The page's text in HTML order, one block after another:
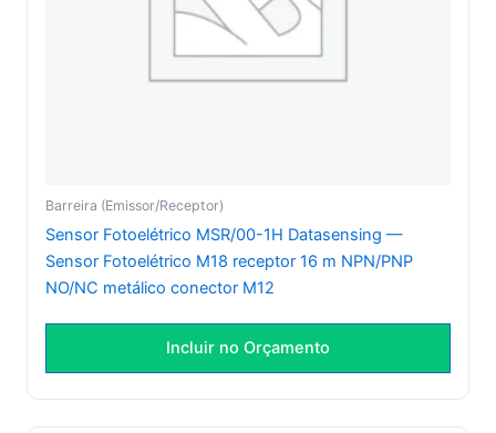
Barreira (Emissor/Receptor)
Sensor Fotoelétrico MSR/00-1H Datasensing —
Sensor Fotoelétrico M18 receptor 16 m NPN/PNP
NO/NC metálico conector M12
Incluir no Orçamento